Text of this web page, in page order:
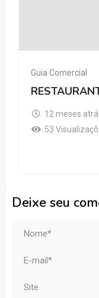
Guia Comercial
12 meses
53
Deixe seu